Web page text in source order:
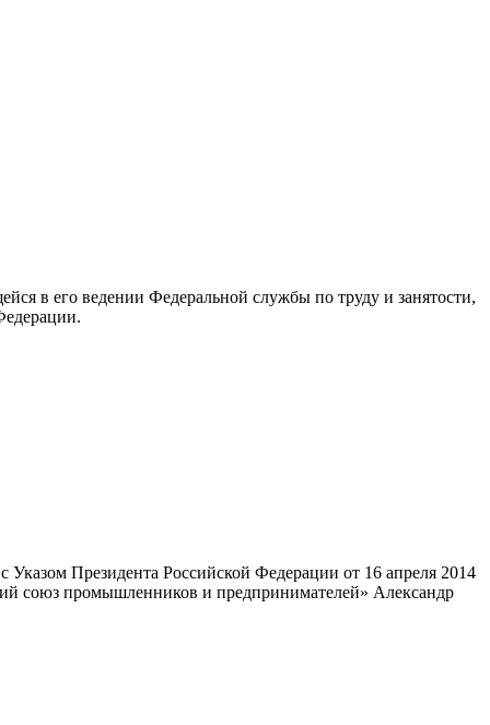
в его ведении Федеральной службы по труду и занятости,
Президента Российской Федерации от 16 апреля 2014
союз промышленников и предпринимателей» Александр